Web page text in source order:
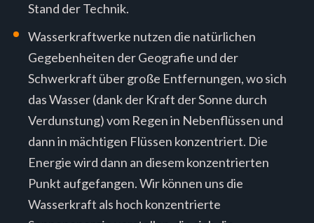
Stand der Technik.
Wasserkraftwerke nutzen die natürlichen
Gegebenheiten der Geografie und der
Schwerkraft über große Entfernungen, wo sich
das Wasser (dank der Kraft der Sonne durch
Verdunstung) vom Regen in Nebenflüssen und
dann in mächtigen Flüssen konzentriert. Die
Energie wird dann an diesem konzentrierten
Punkt aufgefangen. Wir können uns die
Wasserkraft als hoch konzentrierte